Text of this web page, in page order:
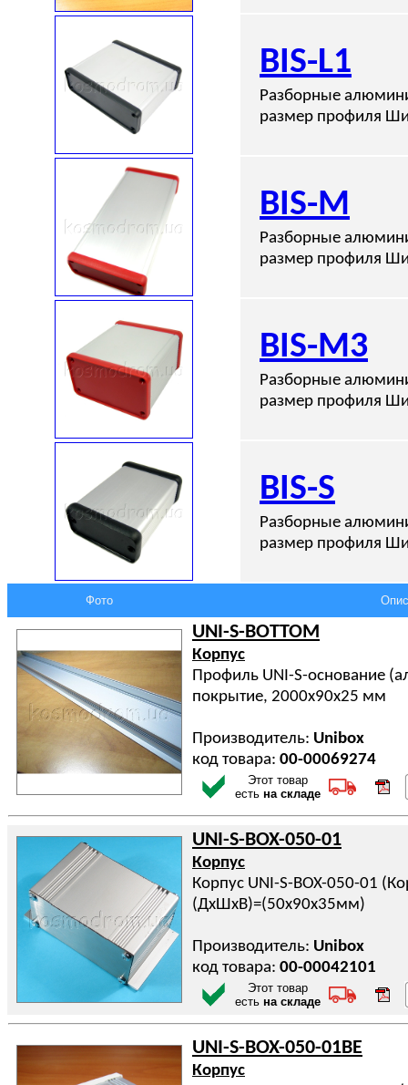
BIS-L1
Разборные
размер профиля
BIS-M
Разборные
размер профиля
BIS-M3
Разборные
размер профиля
BIS-S
Разборные
размер профиля
Фото
UNI-S-BOTTOM
Корпус
Профиль UNI-S-основание
покрытие, 2000х90х25 мм
Производитель: Unibox
код товара: 00-00069274
Этот товар
есть на складе
UNI-S-BOX-050-01
Корпус
Корпус UNI-S-BOX-050-01
(ДхШхВ)=(50x90x35мм)
Производитель: Unibox
код товара: 00-00042101
Этот товар
есть на складе
UNI-S-BOX-050-01BE
Корпус